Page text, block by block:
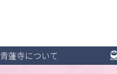
青蓮寺について